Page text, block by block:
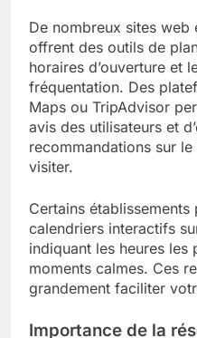
De nombreux sites
offrent des outils de
horaires d’ouverture et
fréquentation. Des
Maps ou TripAdvisor
avis des utilisateurs et
recommandations sur
visiter.
Certains
calendriers interactifs
indiquant les heures les
moments calmes. Ces
grandement faciliter
Importance de la